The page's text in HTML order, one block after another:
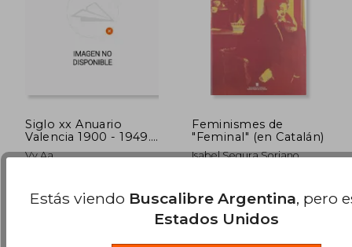
$ 99.514 50%
Siglo xx Anuario
Valencia 1900 - 1949.
Tomo i
Vv.Aa
Tapa Blanda,Usado
Feminismes de
"Feminal" (en Catalán)
Isabel Segura Soriano
2007, Panfleto,Usado
Estás viendo Buscalibre Argentina, pero
Estados Unidos